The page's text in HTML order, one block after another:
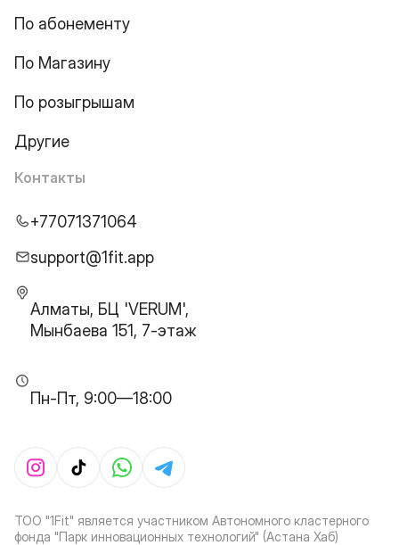
По абонементу
По Магазину
По розыгрышам
Другие
Контакты
+77071371064
support@1fit.app
Алматы, БЦ 'VERUM',
Мынбаева 151, 7-этаж
Пн-Пт, 9:00—18:00
ТОО "1Fit" является участником Автономного кластерного
фонда "Парк инновационных технологий" (Астана Хаб)